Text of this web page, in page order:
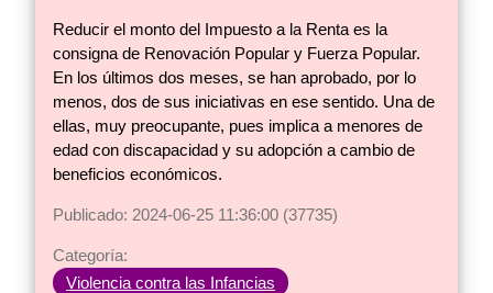
Reducir el monto del Impuesto a la Renta es la
consigna de Renovación Popular y Fuerza Popular.
En los últimos dos meses, se han aprobado, por lo
menos, dos de sus iniciativas en ese sentido. Una de
ellas, muy preocupante, pues implica a menores de
edad con discapacidad y su adopción a cambio de
beneficios económicos.
Publicado: 2024-06-25 11:36:00 (37735)
Categoría:
Violencia contra las Infancias